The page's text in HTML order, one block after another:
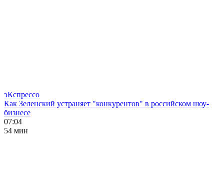
эКспрессо
Как Зеленский устраняет "конкурентов" в российском шоу-
бизнесе
07:04
54 мин